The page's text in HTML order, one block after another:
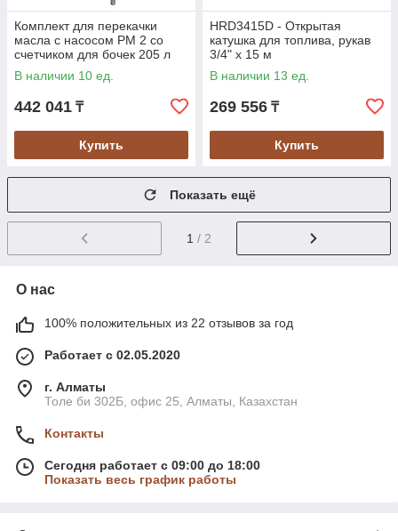
Комплект для перекачки
масла с насосом PM 2 со
счетчиком для бочек 205 л
В наличии 10 ед.
442 041 ₸
Купить
HRD3415D - Открытая
катушка для топлива, рукав
3/4" х 15 м
В наличии 13 ед.
269 556 ₸
Купить
Показать ещё
1 / 2
О нас
100% положительных из 22 отзывов за год
Работает с 02.05.2020
г. Алматы
Толе би 302Б, офис 25, Алматы, Казахстан
Контакты
Сегодня работает с 09:00 до 18:00
Показать весь график работы